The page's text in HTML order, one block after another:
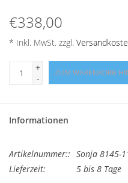
Vertrag widerrufen
Tel.0049(0)7322-919376
€338,00
* Inkl. MwSt. zzgl.
+
-
ZUM WARENKORB
Informationen
Artikelnummer:: Sonja 8145-
Lieferzeit:
5 bis 8 Tage